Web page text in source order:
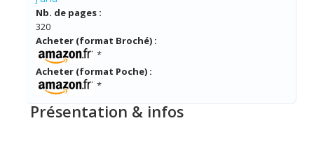
Nb. de pages :
320
Acheter (format Broché) :
*
Acheter (format Poche) :
*
Présentation & infos